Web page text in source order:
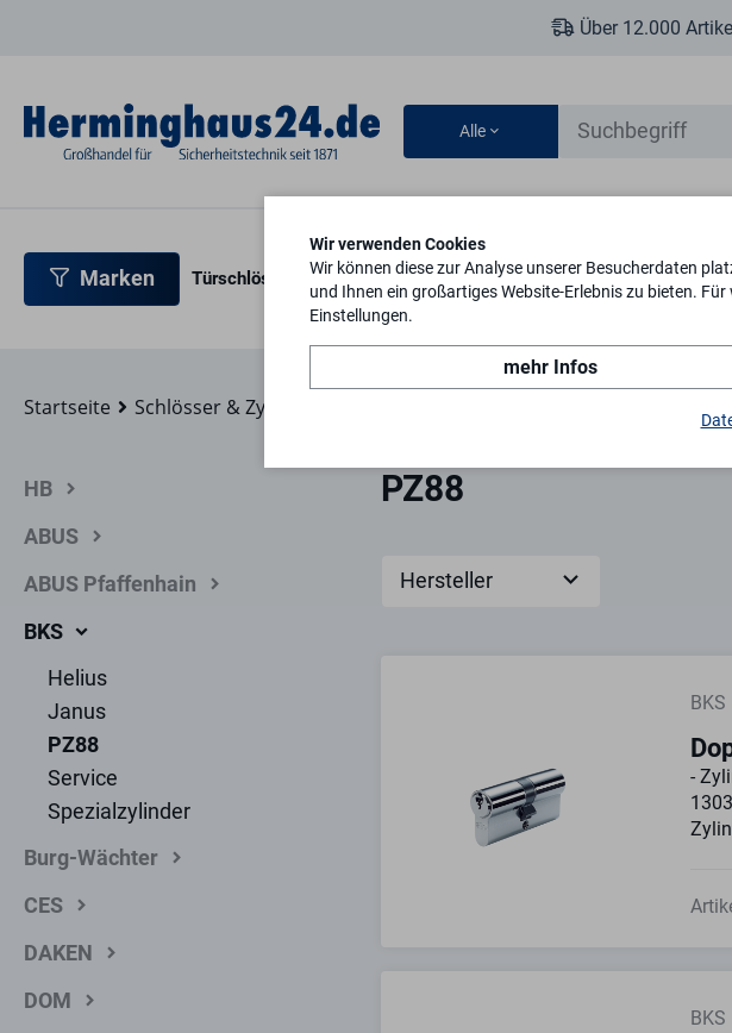
Über 12.000
Alle
Marken Türschlösser Türbeschläge Türsicherheit Fenstersicherheit
Startseite Schlösser & Zylinder
HB
ABUS
ABUS Pfaffenhain
BKS
Helius
Janus
PZ88
Service
Spezialzylinder
Burg-Wächter
CES
DAKEN
DOM
PZ88
Hersteller
BKS
-
BKS
Wir verwenden Cookies
Wir können diese zur Analyse unserer Besucherdaten
und Ihnen ein großartiges Website-Erlebnis zu bieten.
Einstellungen.
mehr Infos